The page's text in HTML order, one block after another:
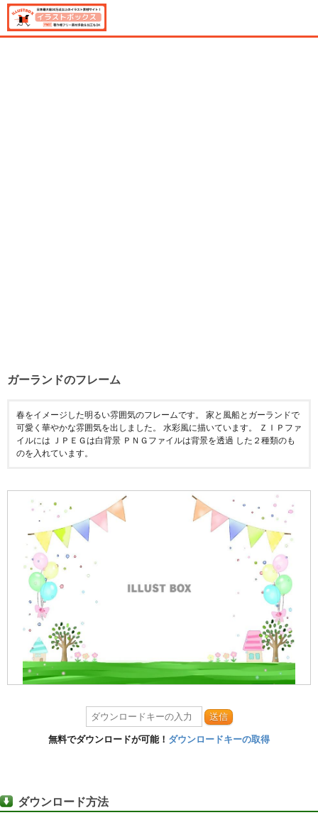
ガーランドのフレーム
春をイメージした明るい雰囲気のフレームです。 家と風船とガーランドで
可愛く華やかな雰囲気を出しました。 水彩風に描いています。 ＺＩＰファ
イルには ＪＰＥＧは白背景 ＰＮＧファイルは背景を透過 した２種類のも
のを入れています。
送信
無料でダウンロードが可能！ ダウンロードキーの取得
ダウンロード方法